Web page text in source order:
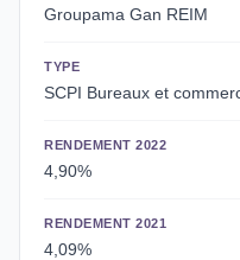
Groupama Gan REIM
TYPE
SCPI Bureaux et
RENDEMENT 2022
4,90%
RENDEMENT 2021
4,09%